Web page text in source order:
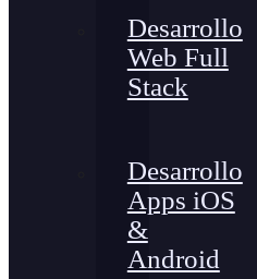
Desarrollo
Web Full
Stack
Desarrollo
Apps iOS
&
Android